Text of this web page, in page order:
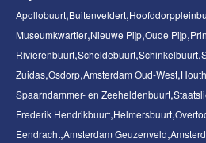
Apollobuurt Buitenveldert
Museumkwartier Nieuwe Pijp Oude Pijp
Rivierenbuurt Scheldebuurt Schinkelbuurt
Zuidas Osdorp Amsterdam Oud-West
Spaarndammer- en Zeeheldenbuurt
Frederik Hendrikbuurt Helmersbuurt
Eendracht Amsterdam Geuzenveld